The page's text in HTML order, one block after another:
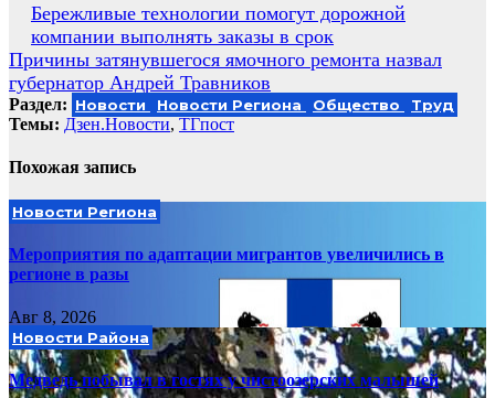
Навигация
по
записям
Бережливые технологии помогут дорожной
компании выполнять заказы в срок
Причины затянувшегося ямочного ремонта назвал
губернатор Андрей Травников
Раздел: Новости Новости Региона Общество Труд
Темы: Дзен.Новости, ТГпост
Похожая запись
Новости Региона
Мероприятия по адаптации мигрантов увеличились в
регионе в разы
Авг 8, 2026
Новости Района
Медведь побывал в гостях у чистоозерских малышей